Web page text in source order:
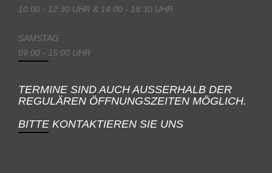
10:00 - 12:30 UHR & 14:00 - 18:30 UHR
SAMSTAG
09:00 - 15:00 UHR
TERMINE SIND AUCH AUSSERHALB DER
REGULÄREN ÖFFNUNGSZEITEN MÖGLICH.
BITTE KONTAKTIEREN SIE UNS